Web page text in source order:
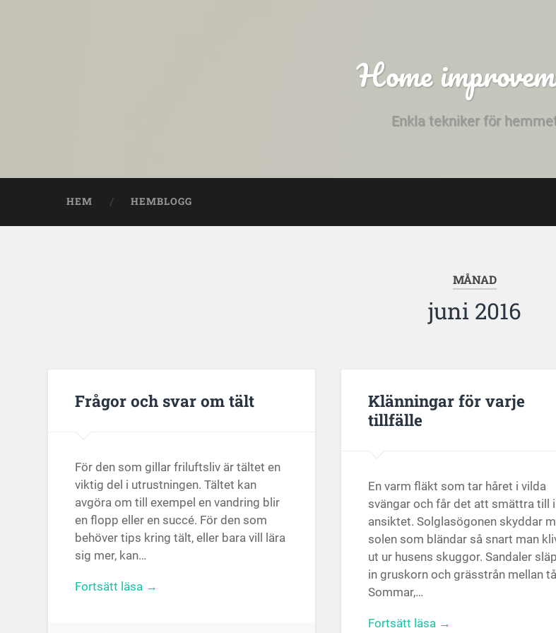
Home
Enkla tekniker för
HEM HEMBLOGG
MÅNAD
juni 2016
Frågor och svar om tält
För den som gillar friluftsliv är tältet en
viktig del i utrustningen. Tältet kan
avgöra om till exempel en vandring blir
en flopp eller en succé. För den som
behöver tips kring tält, eller bara vill lära
sig mer, kan…
Fortsätt läsa →
Klänningar för varje
tillfälle
En varm fläkt som tar håret i vilda
svängar och får det att smättra till i
ansiktet. Solglasögonen skyddar
solen som bländar så snart man
ut ur husens skuggor. Sandaler
in gruskorn och grässtrån mellan
Sommar,…
Fortsätt läsa →